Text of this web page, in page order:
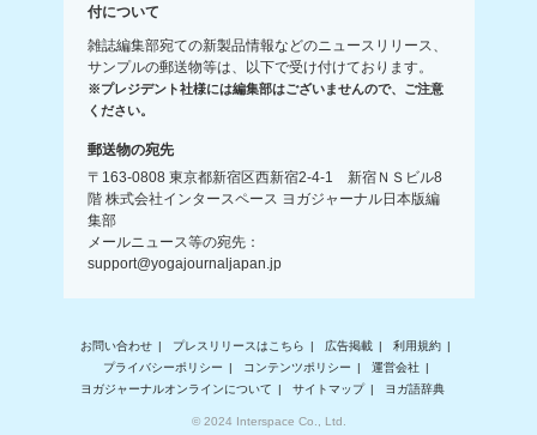
付について
雑誌編集部宛ての新製品情報などのニュースリリース、
サンプルの郵送物等は、以下で受け付けております。
※プレジデント社様には編集部はございませんので、ご注意
ください。
郵送物の宛先
〒163-0808 東京都新宿区西新宿2-4-1 新宿ＮＳビル8
階 株式会社インタースペース ヨガジャーナル日本版編
集部
メールニュース等の宛先：
support@yogajournaljapan.jp
お問い合わせ プレスリリースはこちら 広告掲載
利用規約
プライバシーポリシー
コンテンツポリシー
運営会社
ヨガジャーナルオンラインについて
サイトマップ ヨガ語辞典
© 2024 Interspace Co., Ltd.